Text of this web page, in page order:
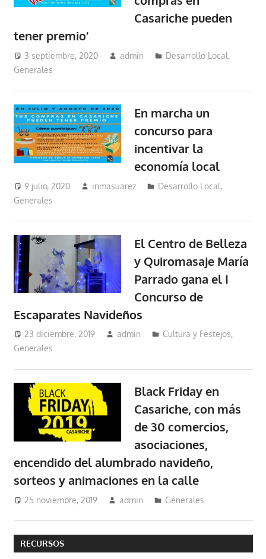
Casariche pueden
tener premio’
3 septiembre, 2020 admin Desarrollo Local,
Generales
En marcha un
concurso para
incentivar la
economía local
9 julio, 2020 inmasuarez Desarrollo Local,
Generales
El Centro de Belleza
y Quiromasaje María
Parrado gana el I
Concurso de
Escaparates Navideños
23 diciembre, 2019 admin Cultura y Festejos,
Generales
Black Friday en
Casariche, con más
de 30 comercios,
asociaciones,
encendido del alumbrado navideño,
sorteos y animaciones en la calle
25 noviembre, 2019 admin Generales
RECURSOS